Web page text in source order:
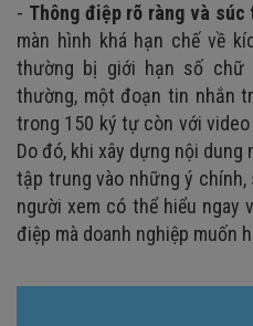
- Thông điệp rõ ràng và súc
màn hình khá hạn chế về
thường bị giới hạn số chữ
thường, một đoạn tin nhắn
trong 150 ký tự còn với
Do đó, khi xây dựng nội
tập trung vào những ý
người xem có thể hiểu ngay
điệp mà doanh nghiệp muốn